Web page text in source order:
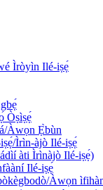
Ìròyìn Ilé-iṣẹ́
Òṣìṣẹ́
Àwọn Ẹ̀bùn
Ìrìn-àjò Ilé-iṣẹ́
àti Ìrìnàjò Ilé-iṣẹ́)
Ilé-iṣẹ́
Àwọn